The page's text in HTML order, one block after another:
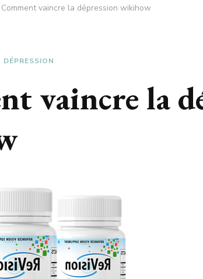
Comment vaincre la dépression wikihow
DÉPRESSION
vaincre la